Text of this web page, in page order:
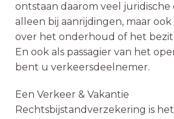
ontstaan daarom veel juridische
alleen bij aanrijdingen, maar ook
over het onderhoud of het
En ook als passagier van het
bent u verkeersdeelnemer.
Een Verkeer & Vakantie
Rechtsbijstandverzekering is